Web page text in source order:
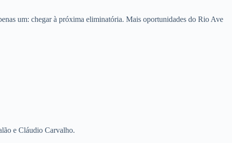
um: chegar à próxima eliminatória. Mais oportunidades do Rio Ave
e Cláudio Carvalho.